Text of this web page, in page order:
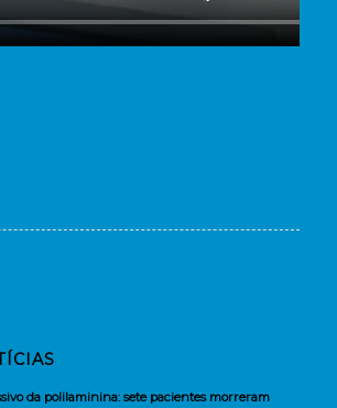
da polilaminina: sete pacientes morreram